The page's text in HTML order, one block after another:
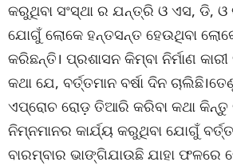
କରୁଥିବା ସଂସ୍ଥା ର ଯନ୍ତ୍ରି ଓ ଏସ, ଡି,
ଯୋଗୁଁ ଲୋକେ ହନ୍ତସନ୍ତ ହେଉଥିବା
କରିଛନ୍ତି। ପ୍ରଶାସନ କିମ୍ବା ନିର୍ମାଣ
କଥା ଯେ, ବର୍ତ୍ତମାନ ବର୍ଷା ଦିନ
ଏପ୍ରୋଚ ରୋଡ଼ ତିଆରି କରିବା କଥା କିନ୍ତୁ
ନିମ୍ନମାନର କାର୍ଯ୍ୟ କରୁଥିବା ଯୋଗୁଁ
ବାରମ୍ବାର ଭାଙ୍ଗିଯାଉଛି ଯାହା ଫଳରେ